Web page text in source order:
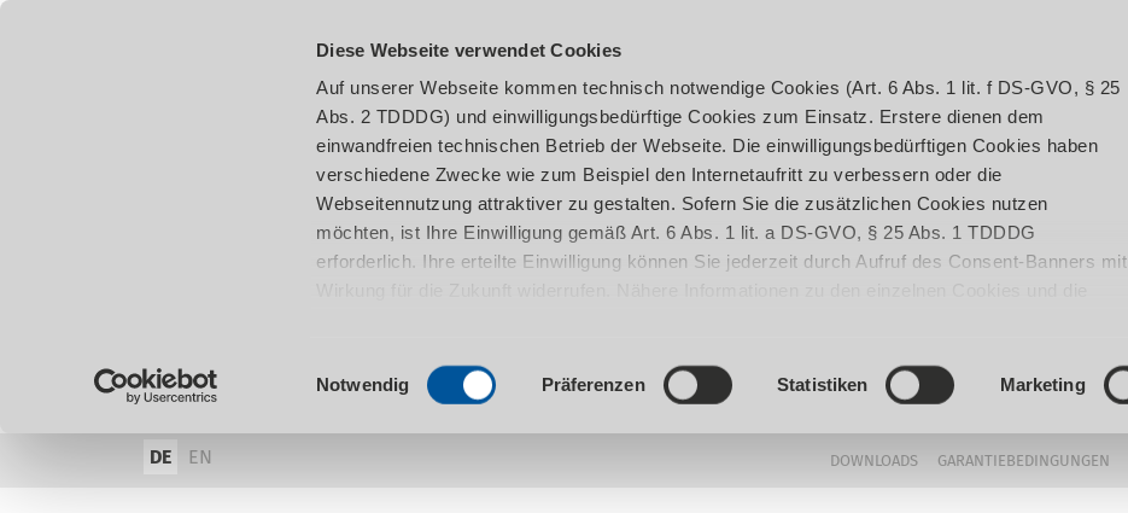
Diese Webseite verwendet Cookies
Auf unserer Webseite kommen technisch notwendige Cookies (Art. 6 Abs. 1 lit. f DS-GVO, § 25
Abs. 2 TDDDG) und einwilligungsbedürftige Cookies zum Einsatz. Erstere dienen dem
einwandfreien technischen Betrieb der Webseite. Die einwilligungsbedürftigen Cookies haben
verschiedene Zwecke wie zum Beispiel den Internetaufritt zu verbessern oder die
Webseitennutzung attraktiver zu gestalten. Sofern Sie die zusätzlichen Cookies nutzen
möchten, ist Ihre Einwilligung gemäß Art. 6 Abs. 1 lit. a DS-GVO, § 25 Abs. 1 TDDDG
erforderlich. Ihre erteilte Einwilligung können Sie jederzeit durch Aufruf des Consent-Banners mit
Einwilligungsauswahl
Notwendig Präferenzen Statistiken Marketing
DE EN DOWNLOADS GARANTIEBEDINGUNGEN